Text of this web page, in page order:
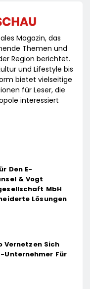
Magazin, das
Themen und
Region berichtet.
und Lifestyle bis
bietet vielseitige
für Leser, die
interessiert
Den E-
& Vogt
MbH
Lösungen
Vernetzen Sich
Unternehmer Für